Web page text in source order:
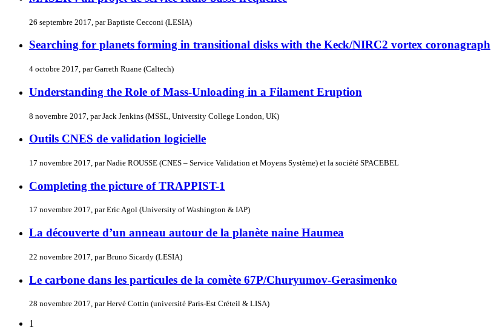
26 septembre 2017, par Baptiste Cecconi (LESIA)
Searching for planets forming in transitional disks with the Keck/NIRC2 vortex coronagraph
4 octobre 2017, par Garreth Ruane (Caltech)
Understanding the Role of Mass-Unloading in a Filament Eruption
8 novembre 2017, par Jack Jenkins (MSSL, University College London, UK)
Outils CNES de validation logicielle
17 novembre 2017, par Nadie ROUSSE (CNES – Service Validation et Moyens Système) et la société SPACEBEL
Completing the picture of TRAPPIST-1
17 novembre 2017, par Eric Agol (University of Washington & IAP)
La découverte d’un anneau autour de la planète naine Haumea
22 novembre 2017, par Bruno Sicardy (LESIA)
Le carbone dans les particules de la comète 67P/Churyumov-Gerasimenko
28 novembre 2017, par Hervé Cottin (université Paris-Est Créteil & LISA)
1